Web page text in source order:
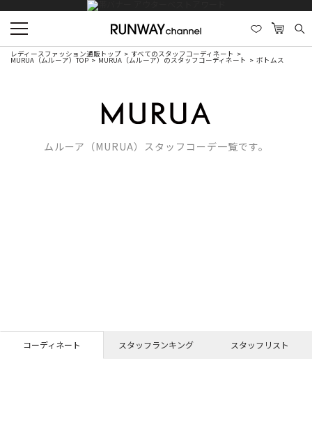
レディースファッション通販トップ すべてのスタッフコーディネート
MURUA（ムルーア）TOP MURUA（ムルーア）のスタッフコーディネート ボトムス
ムルーア（MURUA）スタッフコーデ一覧です。
コーディネート スタッフランキング スタッフリスト